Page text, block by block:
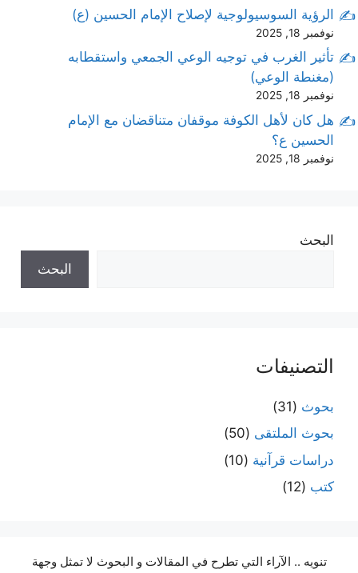
الرؤية السوسيولوجية لإصلاح الإمام الحسين (ع)
نوفمبر 18, 2025
تأثير الغرب في توجيه الوعي الجمعي واستقطابه
(مغنطة الوعي)
نوفمبر 18, 2025
هل كان لأهل الكوفة موقفان متناقضان مع الإمام
الحسين ع؟
نوفمبر 18, 2025
البحث
البحث
التصنيفات
بحوث (31)
بحوث الملتقى (50)
دراسات قرآنية (10)
كتب (12)
تنويه .. الآراء التي تطرح في المقالات و البحوث لا تمثل وجهة